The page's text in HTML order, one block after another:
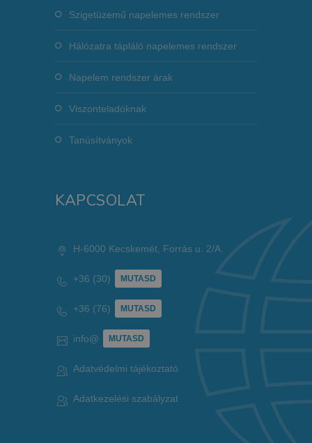
Szigetüzemű napelemes rendszer
Hálózatra tápláló napelemes rendszer
Napelem rendszer árak
Viszonteladóknak
Tanúsítványok
KAPCSOLAT
H-6000 Kecskemét, Forrás u. 2/A.
+36 (30) MUTASD
+36 (76) MUTASD
info@ MUTASD
Adatvédelmi tájékoztató
Adatkezelési szabályzat